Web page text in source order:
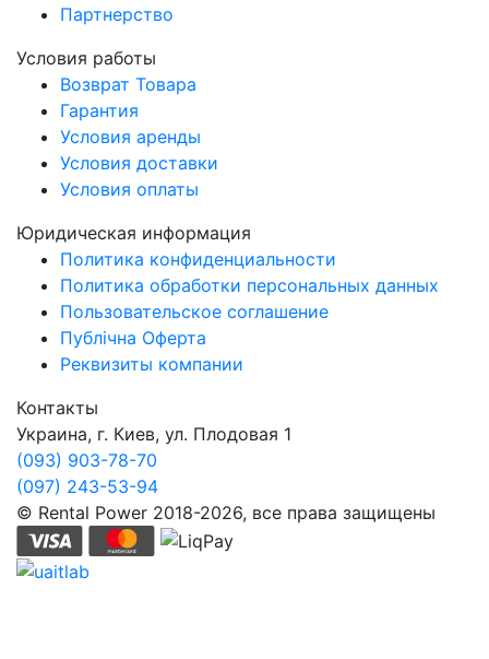
Партнерство
Условия работы
Возврат Товара
Гарантия
Условия аренды
Условия доставки
Условия оплаты
Юридическая информация
Политика конфиденциальности
Политика обработки персональных данных
Пользовательское соглашение
Публічна Оферта
Реквизиты компании
Контакты
Украина, г. Киев, ул. Плодовая 1
(093) 903-78-70
(097) 243-53-94
© Rental Power 2018-2026, все права защищены